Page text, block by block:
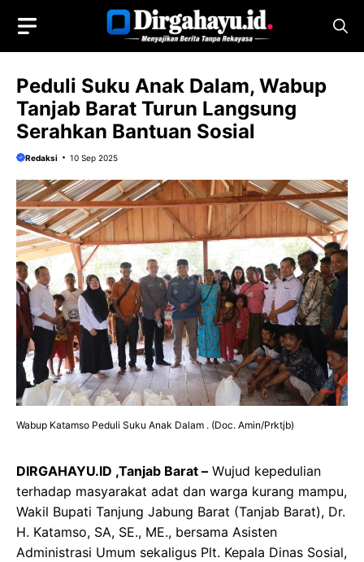
isi
Peduli Suku Anak Dalam, Wabup
Tanjab Barat Turun Langsung
Serahkan Bantuan Sosial
Redaksi 10 Sep 2025
Wabup Katamso Peduli Suku Anak Dalam . (Doc. Amin/Prktjb)
DIRGAHAYU.ID ,Tanjab Barat – Wujud kepedulian
terhadap masyarakat adat dan warga kurang mampu,
Wakil Bupati Tanjung Jabung Barat (Tanjab Barat), Dr.
H. Katamso, SA, SE., ME., bersama Asisten
Administrasi Umum sekaligus Plt. Kepala Dinas Sosial,